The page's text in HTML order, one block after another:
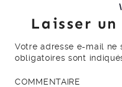
Laisser
Votre adresse e-mail ne
obligatoires sont
COMMENTAIRE